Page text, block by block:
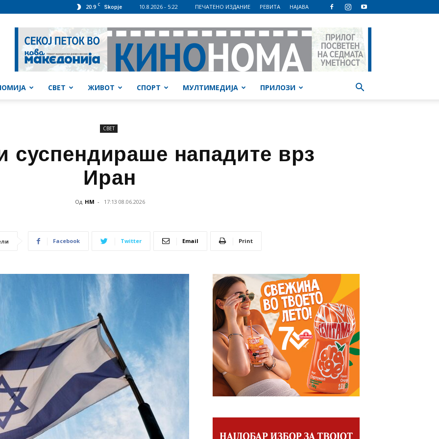
20.9 C Skopje 10.8.2026 - 5:22 ПЕЧАТЕНО ИЗДАНИЕ РЕВИТА НАЈАВА
СВЕТ ЖИВОТ СПОРТ МУЛТИМЕДИЈА ПРИЛОЗИ
СВЕТ
суспендираше нападите врз
Иран
Од НМ - 17:13 08.06.2026
Facebook Twitter Email Print